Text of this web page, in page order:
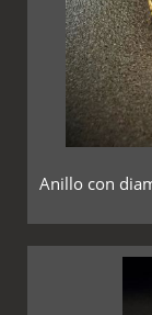
Anillo con